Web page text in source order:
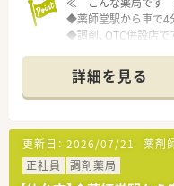
◆薬師堂駅から車で4
◆調剤、OTC併設店で
≪ こんな企業です
◆年間休日110日、有
けながらお仕事した
◆大手チェーン薬局な
産休育休制度や育児
変化にあわせて安心
す。
詳細を見る
更新日： 2026/07/21 薬剤
正社員
調剤薬局